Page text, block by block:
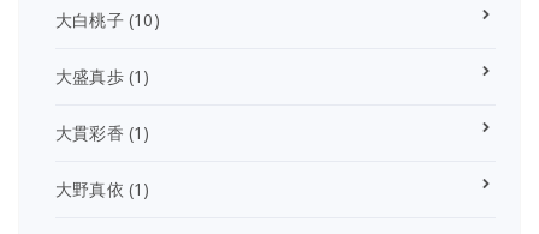
大白桃子(10)
大盛真歩(1)
大貫彩香 (1)
大野真依 (1)